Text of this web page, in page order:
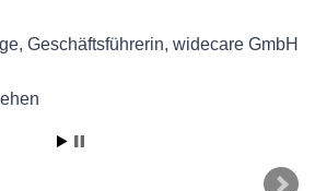
Geschäftsführerin widecare GmbH